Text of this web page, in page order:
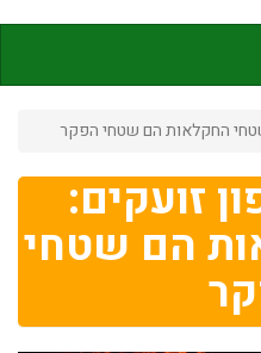
החקלאות הם שטחי הפקר
זועקים:
הם שטחי